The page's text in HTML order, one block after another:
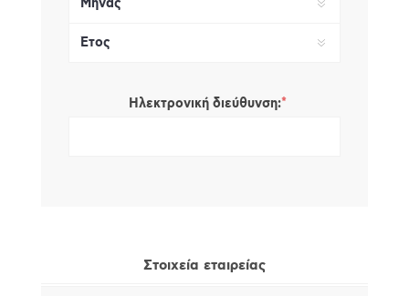
Ηλεκτρονική διεύθυνση:*
Στοιχεία εταιρείας